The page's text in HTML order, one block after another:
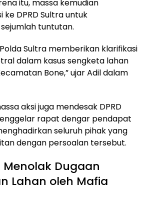
itu, massa kemudian
ke DPRD Sultra untuk
tuntutan.
Sultra memberikan klarifikasi
dalam kasus sengketa lahan
Bone,” ujar Adil dalam
aksi juga mendesak DPRD
rapat dengar pendapat
seluruh pihak yang
dengan persoalan tersebut.
Dugaan
Lahan oleh Mafia